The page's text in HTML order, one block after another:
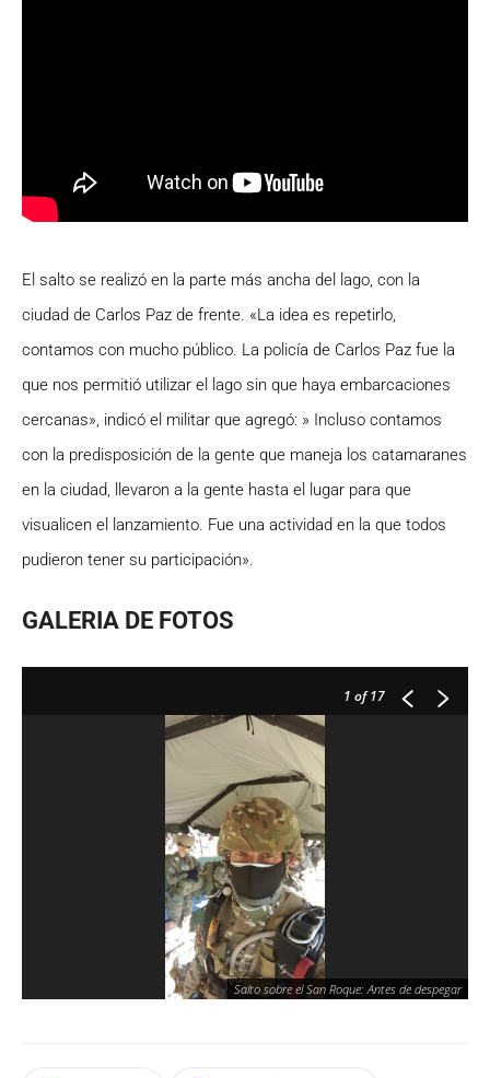
El salto se realizó en la parte más ancha del lago, con la
ciudad de Carlos Paz de frente. «La idea es repetirlo,
contamos con mucho público. La policía de Carlos Paz fue la
que nos permitió utilizar el lago sin que haya embarcaciones
cercanas», indicó el militar que agregó: » Incluso contamos
con la predisposición de la gente que maneja los catamaranes
en la ciudad, llevaron a la gente hasta el lugar para que
visualicen el lanzamiento. Fue una actividad en la que todos
pudieron tener su participación».
GALERIA DE FOTOS
1 of 17
Salto sobre el San Roque: Antes de despegar